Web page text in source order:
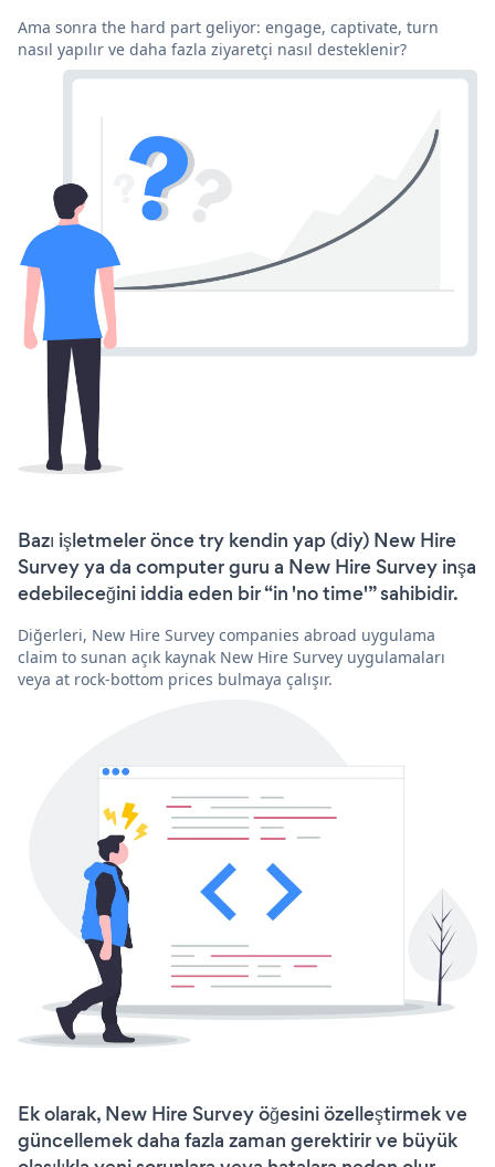
Ama sonra the hard part geliyor: engage, captivate, turn
nasıl yapılır ve daha fazla ziyaretçi nasıl desteklenir?
Bazı işletmeler önce try kendin yap (diy) New Hire
Survey ya da computer guru a New Hire Survey inşa
edebileceğini iddia eden bir “in 'no time'” sahibidir.
Diğerleri, New Hire Survey companies abroad uygulama
claim to sunan açık kaynak New Hire Survey uygulamaları
veya at rock-bottom prices bulmaya çalışır.
Ek olarak, New Hire Survey öğesini özelleştirmek ve
güncellemek daha fazla zaman gerektirir ve büyük